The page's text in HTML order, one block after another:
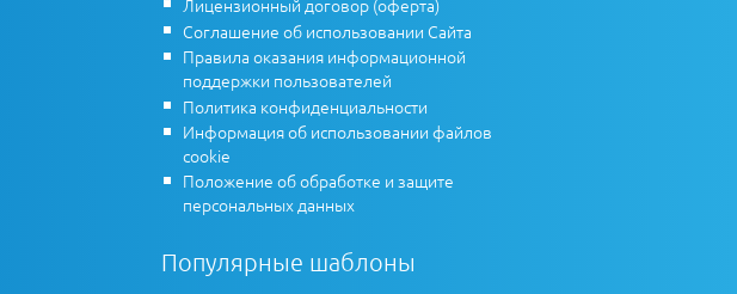
Лицензионный договор (оферта)
Соглашение об использовании Сайта
Правила оказания информационной
поддержки пользователей
Политика конфиденциальности
Информация об использовании файлов
cookie
Положение об обработке и защите
персональных данных
Популярные шаблоны